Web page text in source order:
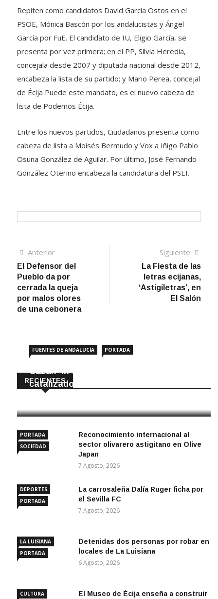
Repiten como candidatos David García Ostos en el
PSOE, Mónica Bascón por los andalucistas y Ángel
García por FuE. El candidato de IU, Eligio García, se
presenta por vez primera; en el PP, Silvia Heredia,
concejala desde 2007 y diputada nacional desde 2012,
encabeza la lista de su partido; y Mario Perea, concejal
de Écija Puede este mandato, es el nuevo cabeza de
lista de Podemos Écija.
Entre los nuevos partidos, Ciudadanos presenta como
cabeza de lista a Moisés Bermudo y Vox a Iñigo Pablo
Osuna González de Aguilar. Por último, José Fernando
González Oterino encabeza la candidatura del PSEI.
Navegación
de
entradas
AnteriorArtículo
anterior
El Defensor del
Pueblo da por
cerrada la queja
por malos olores
de una cebonera
Siguiente
La Fiesta de las
letras ecijanas,
‘Astigiletras’, en
El Salón
RECIENTES
FUENTES DE ANDALUCÍA PORTADA
Cazan ‘in fraganti’ a ladrones de
catalizadores
PORTADA
SOCIEDAD
Reconocimiento internacional al
sector olivarero astigitano en Olive
Japan
7 Agosto, 2026
DEPORTES
PORTADA
La carrosaleña Dalía Ruger ficha por
el Sevilla FC
7 Agosto, 2026
LA LUISIANA
PORTADA
Detenidas dos personas por robar en
locales de La Luisiana
6 Agosto, 2026
CULTURA
El Museo de Écija enseña a construir